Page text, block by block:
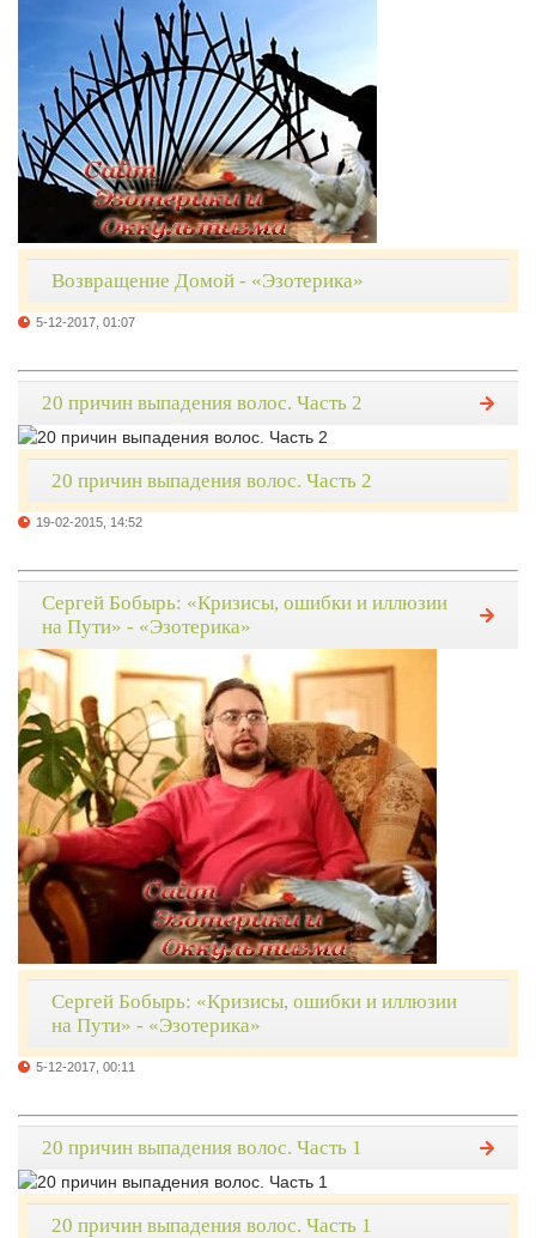
Возвращение Домой - «Эзотерика»
5-12-2017, 01:07
20 причин выпадения волос. Часть 2
20 причин выпадения волос. Часть 2
19-02-2015, 14:52
Сергей Бобырь: «Кризисы, ошибки и иллюзии
на Пути» - «Эзотерика»
Сергей Бобырь: «Кризисы, ошибки и иллюзии
на Пути» - «Эзотерика»
5-12-2017, 00:11
20 причин выпадения волос. Часть 1
20 причин выпадения волос. Часть 1